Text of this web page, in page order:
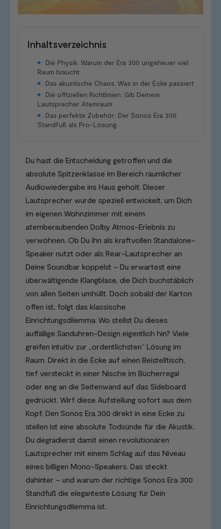
Inhaltsverzeichnis
Die Physik: Warum der Era 300 ungeheuer viel
Raum braucht
Das akustische Chaos: Was in der Ecke passiert
Die offiziellen Richtlinien: Gib Deinem
Lautsprecher Atemraum
Das perfekte Zubehör: Der Sonos Era 300
Standfuß als Pro-Lösung
Du hast die Entscheidung getroffen und die
absolute Spitzenklasse im Bereich räumlicher
Audiowiedergabe ins Haus geholt. Dieser
Lautsprecher wurde speziell entwickelt, um Dich
im eigenen Wohnzimmer mit einem
atemberaubenden Dolby Atmos-Erlebnis zu
verwöhnen. Ob Du ihn als kraftvollen Standalone-
Speaker nutzt oder als Rear-Lautsprecher an
Deine Soundbar koppelst – Du erwartest eine
überwältigende Klangblase, die Dich buchstäblich
von allen Seiten umhüllt. Doch sobald der Karton
offen ist, folgt das klassische
Einrichtungsdilemma: Wo stellst Du dieses
auffällige Sanduhren-Design eigentlich hin? Viele
greifen intuitiv zur „ordentlichsten“ Lösung im
Raum. Direkt in die Ecke auf einen Beistelltisch,
tief versteckt in einer Nische im Bücherregal
oder eng an die Seitenwand auf das Sideboard
gedrückt. Wirf diese Aufstellung sofort aus dem
Kopf. Den Sonos Era 300 direkt in eine Ecke zu
stellen ist eine absolute Todsünde für die Akustik.
Du degradierst damit einen revolutionären
Lautsprecher mit einem Schlag auf das Niveau
eines billigen Mono-Speakers. Das steckt
dahinter – und warum der richtige Sonos Era 300
Standfuß die eleganteste Lösung für Dein
Einrichtungsdilemma ist.